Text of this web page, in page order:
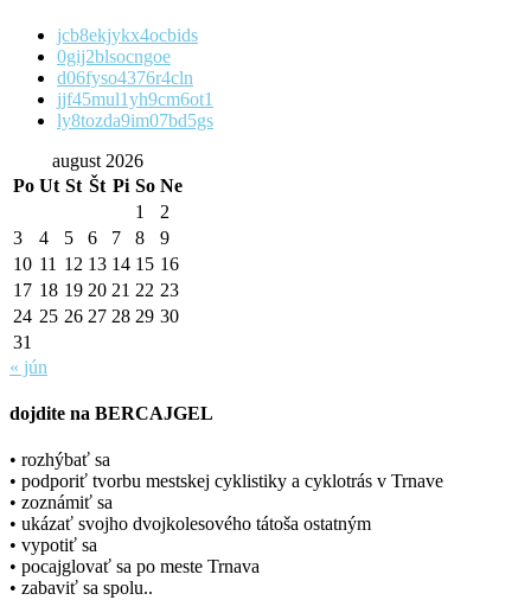
jcb8ekjykx4ocbids
0gij2blsocngoe
d06fyso4376r4cln
jjf45mul1yh9cm6ot1
ly8tozda9im07bd5gs
august 2026
Po Ut St Št Pi So Ne
1
2
3
4 5 6 7 8
9
10 11 12 13 14 15 16
17 18 19 20 21 22 23
24 25 26 27 28 29 30
31
« jún
dojdite na BERCAJGEL
• rozhýbať sa
• podporiť tvorbu mestskej cyklistiky a cyklotrás v Trnave
• zoznámiť sa
• ukázať svojho dvojkolesového tátoša ostatným
• vypotiť sa
• pocajglovať sa po meste Trnava
• zabaviť sa spolu..